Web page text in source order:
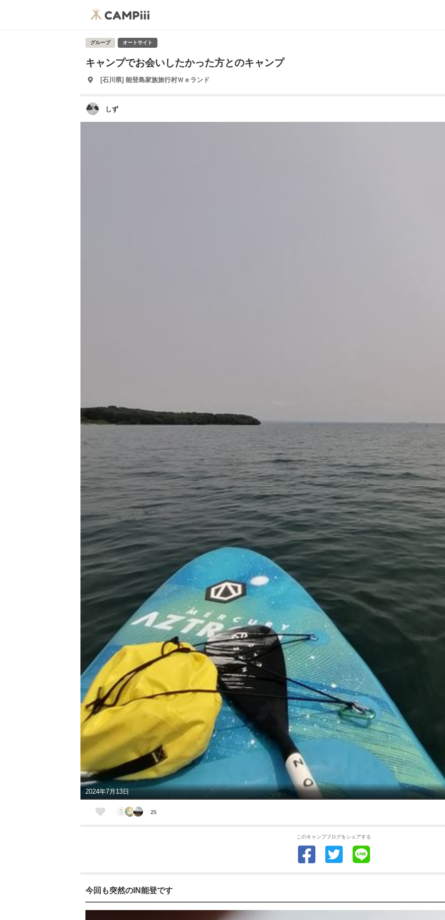
グループ オートサイト
キャンプでお会いしたかった方とのキャンプ
[石川県] 能登島家族旅行村Ｗｅランド
しず
2024年7月13日
25
このキャンプブログをシェアする
今回も突然のIN能登です